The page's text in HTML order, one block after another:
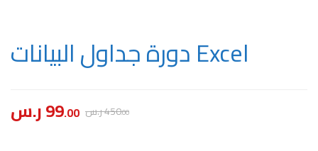
دورة جداول البيانات Excel
99.00 ر.س 450.00 ر.س